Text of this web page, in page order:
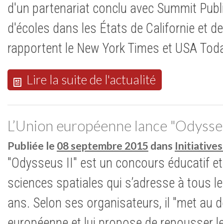
d'un partenariat conclu avec Summit
d'écoles dans les États de Californie et
rapportent le New York Times et USA
Lire la suite de l'actualité
L’Union européenne lance
Publiée le 08 septembre 2015 dans
"Odysseus II" est un concours éducatif
sciences spatiales qui s’adresse à tous
ans. Selon ses organisateurs, il "met au